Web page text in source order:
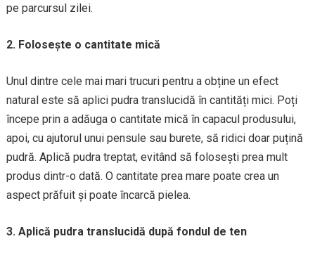
pe parcursul zilei.
2. Folosește o cantitate mică
Unul dintre cele mai mari trucuri pentru a obține un efect
natural este să aplici pudra translucidă în cantități mici. Poți
începe prin a adăuga o cantitate mică în capacul produsului,
apoi, cu ajutorul unui pensule sau burete, să ridici doar puțină
pudră. Aplică pudra treptat, evitând să folosești prea mult
produs dintr-o dată. O cantitate prea mare poate crea un
aspect prăfuit și poate încarcă pielea.
3. Aplică pudra translucidă după fondul de ten